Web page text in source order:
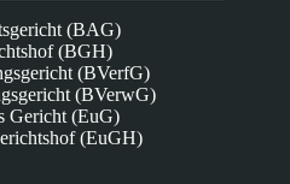
(BAG)
(BGH)
(BVerfG)
(BVerwG)
Gericht (EuG)
(EuGH)